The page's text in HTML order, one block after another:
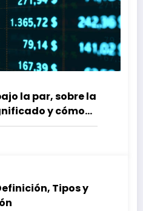
la par, sobre la
y cómo
Tipos y